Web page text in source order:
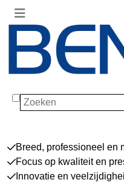
Zoeken
Breed, professioneel en
Focus op kwaliteit en
Innovatie en